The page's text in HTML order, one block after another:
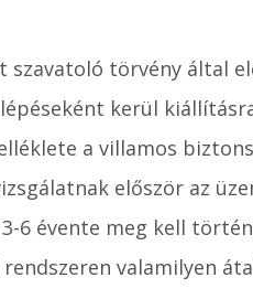
szavatoló törvény által
kerül
a villamos
először az
6 évente meg kell
valamilyen